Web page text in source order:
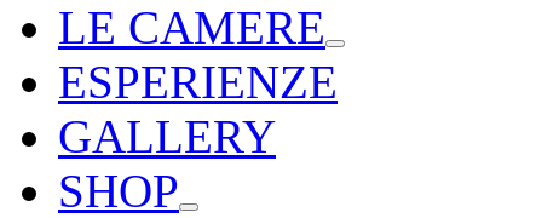
LE CAMERE
ESPERIENZE
GALLERY
SHOP